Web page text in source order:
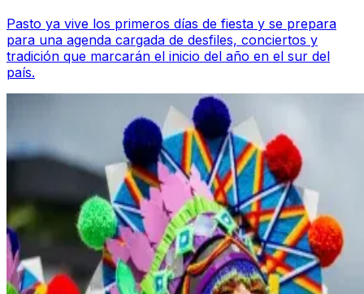
Pasto ya vive los primeros días de fiesta y se prepara
para una agenda cargada de desfiles, conciertos y
tradición que marcarán el inicio del año en el sur del
país.